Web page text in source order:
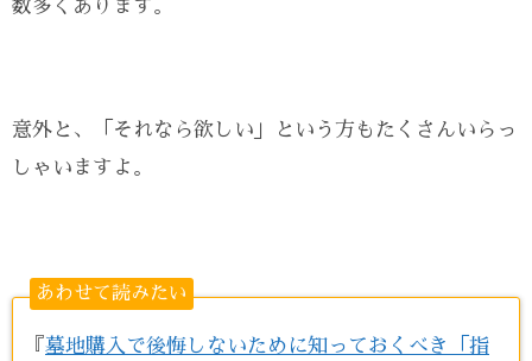
数多くあります。
意外と、「それなら欲しい」という方もたくさんいらっ
しゃいますよ。
あわせて読みたい
『 墓地購入で後悔しないために知っておくべき「指